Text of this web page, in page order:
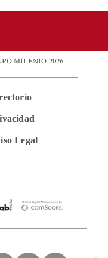
MILENIO 2026
Legal